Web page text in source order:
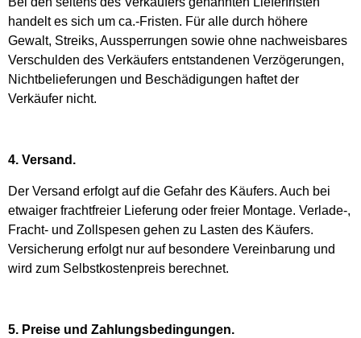
handelt es sich um ca.-Fristen. Für alle durch höhere
Gewalt, Streiks, Aussperrungen sowie ohne nachweisbares
Verschulden des Verkäufers entstandenen Verzögerungen,
Nichtbelieferungen und Beschädigungen haftet der
Verkäufer nicht.
4. Versand.
Der Versand erfolgt auf die Gefahr des Käufers. Auch bei
etwaiger frachtfreier Lieferung oder freier Montage. Verlade-,
Fracht- und Zollspesen gehen zu Lasten des Käufers.
Versicherung erfolgt nur auf besondere Vereinbarung und
wird zum Selbstkostenpreis berechnet.
5. Preise und Zahlungsbedingungen.